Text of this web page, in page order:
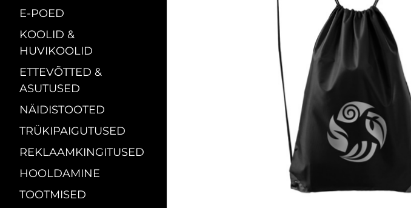
E-POED
KOOLID &
HUVIKOOLID
ETTEVÕTTED &
ASUTUSED
NÄIDISTOOTED
TRÜKIPAIGUTUSED
REKLAAMKINGITUSED
HOOLDAMINE
TOOTMISED